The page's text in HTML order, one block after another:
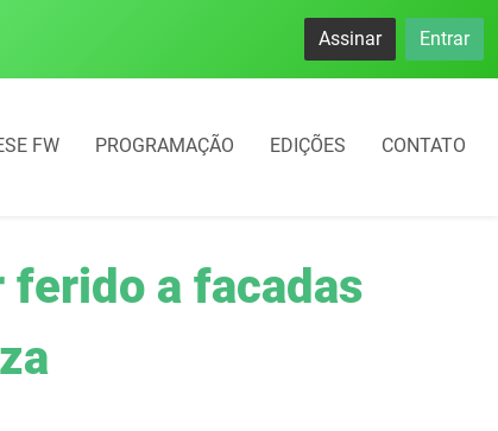
Assinar Entrar
FW PROGRAMAÇÃO EDIÇÕES CONTATO
ferido a facadas